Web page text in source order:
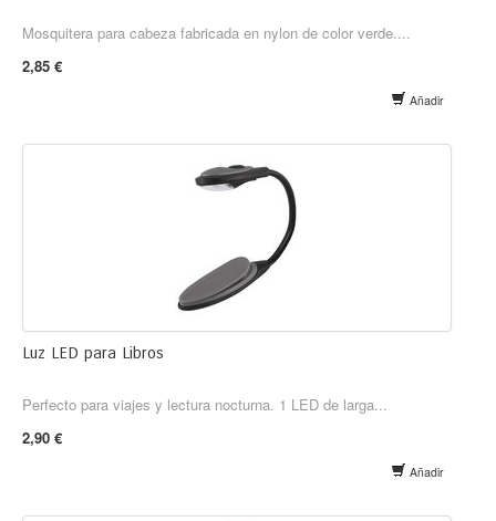
Mosquitera para cabeza fabricada en nylon de color verde....
2,85 €
Añadir
Luz LED para Libros
Perfecto para viajes y lectura nocturna. 1 LED de larga...
2,90 €
Añadir